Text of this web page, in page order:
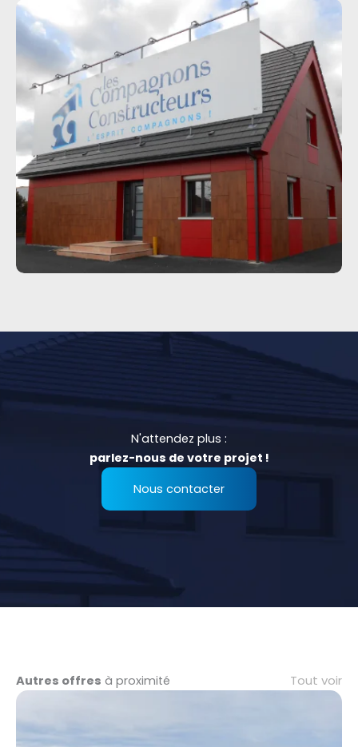
N'attendez plus :
parlez-nous de votre projet !
Nous contacter
Autres offres à proximité Tout voir